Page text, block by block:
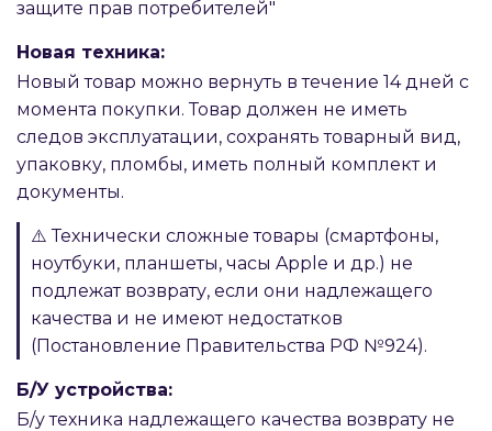
защите прав потребителей"
Новая техника:
Новый товар можно вернуть в течение 14 дней с
момента покупки. Товар должен не иметь
следов эксплуатации, сохранять товарный вид,
упаковку, пломбы, иметь полный комплект и
документы.
⚠️ Технически сложные товары (смартфоны,
ноутбуки, планшеты, часы Apple и др.) не
подлежат возврату, если они надлежащего
качества и не имеют недостатков
(Постановление Правительства РФ №924).
Б/У устройства:
Б/у техника надлежащего качества возврату не